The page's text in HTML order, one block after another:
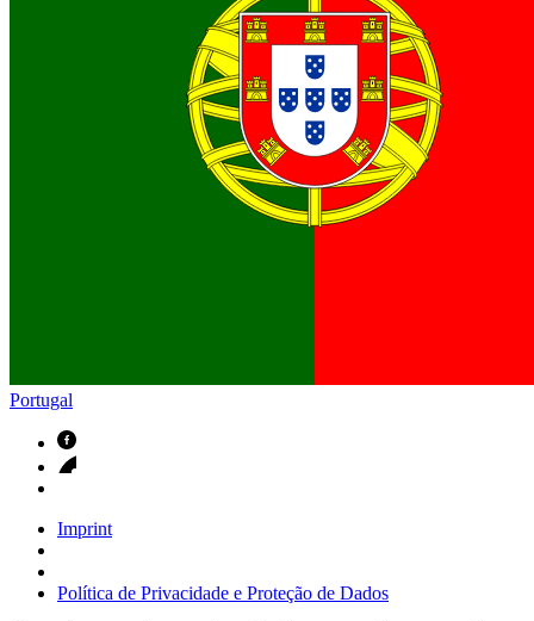
Portugal
Imprint
Política de Privacidade e Proteção de Dados